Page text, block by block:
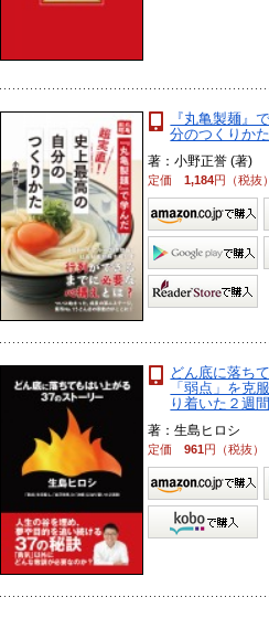
『丸亀製麺
分のつくりかた
著：小野正誉 (著)
定価1,184円（税抜）
どん底に落ち
「弱点」を克
り着いた２週間
著：生島ヒロシ
定価961円（税抜）